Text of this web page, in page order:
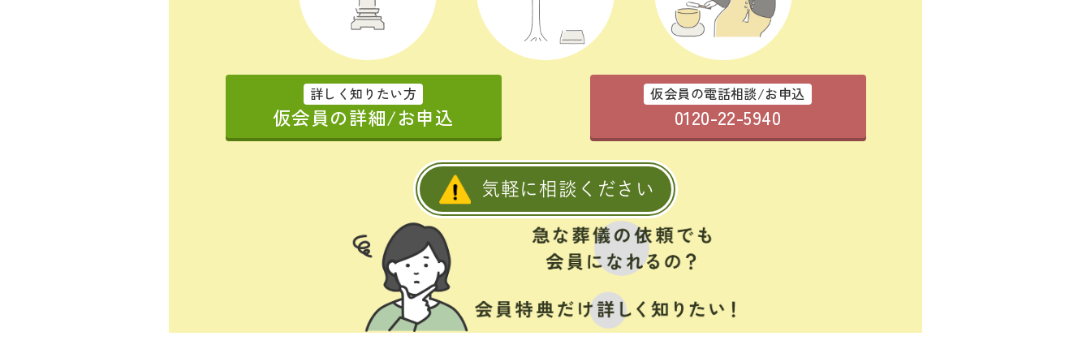
詳しく知りたい方
仮会員の詳細/お申込
仮会員の電話相談/お申込
0120-22-5940
気軽に相談ください